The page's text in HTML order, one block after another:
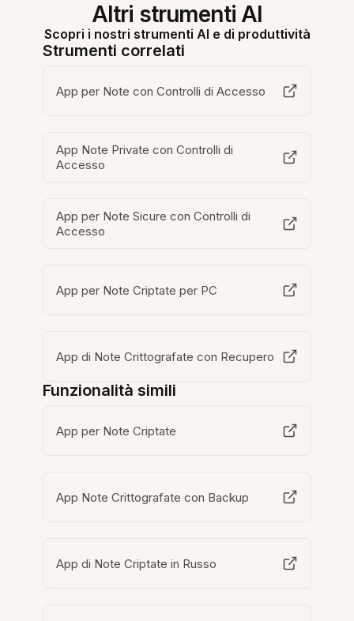
Altri strumenti AI
Scopri i nostri strumenti AI e di produttività
Strumenti correlati
App per Note con Controlli di Accesso
App Note Private con Controlli di
Accesso
App per Note Sicure con Controlli di
Accesso
App per Note Criptate per PC
App di Note Crittografate con Recupero
Funzionalità simili
App per Note Criptate
App Note Crittografate con Backup
App di Note Criptate in Russo